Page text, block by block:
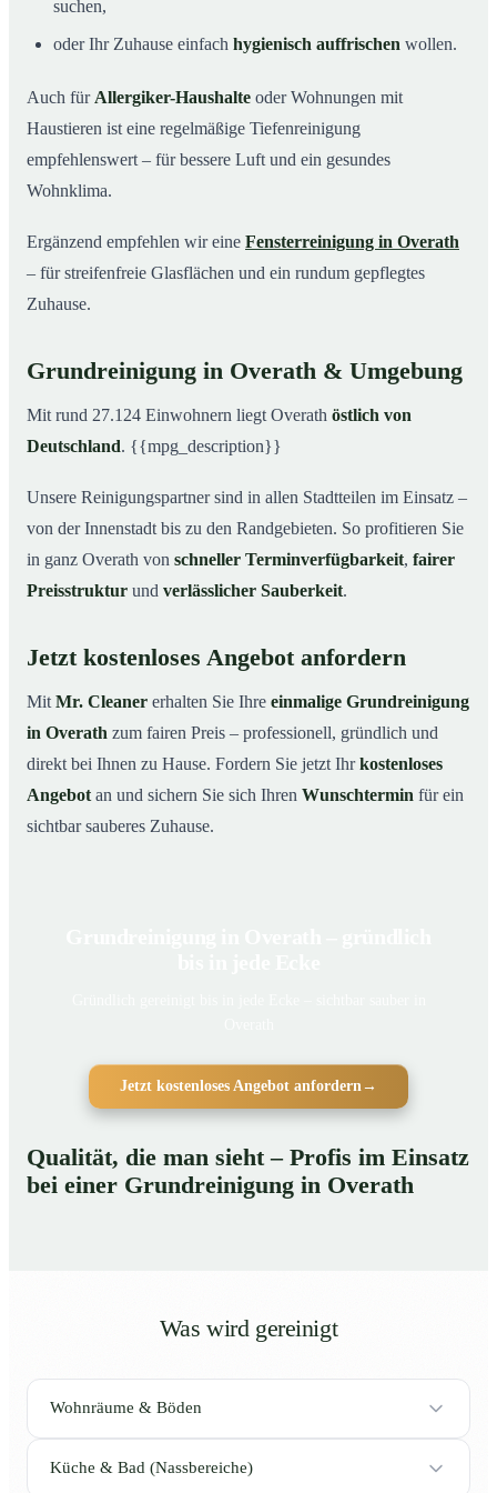
suchen,
oder Ihr Zuhause einfach hygienisch auffrischen wollen.
Auch für Allergiker-Haushalte oder Wohnungen mit
Haustieren ist eine regelmäßige Tiefenreinigung
empfehlenswert – für bessere Luft und ein gesundes
Wohnklima.
Ergänzend empfehlen wir eine Fensterreinigung in Overath
– für streifenfreie Glasflächen und ein rundum gepflegtes
Zuhause.
Grundreinigung in Overath & Umgebung
Mit rund 27.124 Einwohnern liegt Overath östlich von
Deutschland. {{mpg_description}}
Unsere Reinigungspartner sind in allen Stadtteilen im Einsatz –
von der Innenstadt bis zu den Randgebieten. So profitieren Sie
in ganz Overath von schneller Terminverfügbarkeit, fairer
Preisstruktur und verlässlicher Sauberkeit.
Jetzt kostenloses Angebot anfordern
Mit Mr. Cleaner erhalten Sie Ihre einmalige Grundreinigung
in Overath zum fairen Preis – professionell, gründlich und
direkt bei Ihnen zu Hause. Fordern Sie jetzt Ihrkostenloses
Angebot an und sichern Sie sich Ihren Wunschtermin für ein
sichtbar sauberes Zuhause.
Jetzt kostenloses Angebot anfordern →
Qualität, die man sieht – Profis im Einsatz
bei einer Grundreinigung in Overath
Was wird gereinigt
Wohnräume & Böden
Küche & Bad (Nassbereiche)